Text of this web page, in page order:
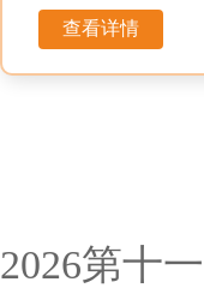
查看详情
2026第十